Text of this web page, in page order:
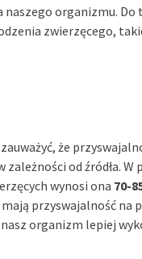
naszego organizmu. Do
zwierzęcego,
że
zależności od źródła. W
wynosi ona 70-
przyswajalność na
organizm lepiej